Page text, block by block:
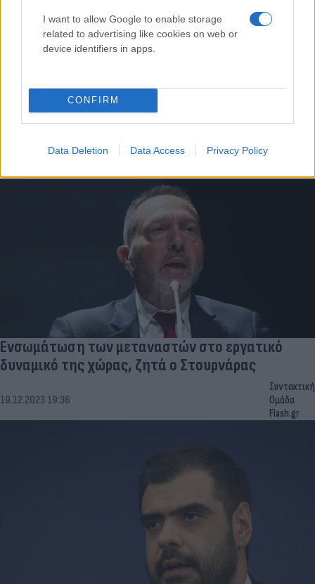
I want to allow Google to enable storage
related to advertising like cookies on web or
device identifiers in apps.
CONFIRM
Data Deletion Data Access Privacy Policy
Δώρο Χριστουγέννων: Υπολογίστε μόνοι σας τα
χρήματα που δικαιούστε
Συντακτική
Ενσωμάτωση των μεταναστών στο εργατικό
δυναμικό της χώρας, ζητά ο Στουρνάρας
19.12.2023 19:36
Συντακτική
Ομάδα
Flash.gr